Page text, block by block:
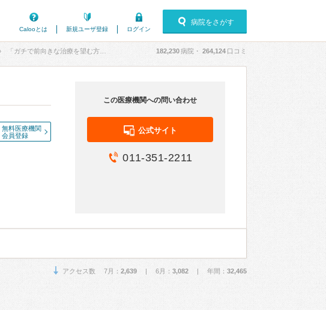
Calooとは
新規ユーザ登録 ログイン
病院をさがす
「ガチで前向きな治療を望む方にお勧め」 182,230病院・ 264,124 口コミ
無料医療機関
会員登録
この医療機関への問い合わせ
公式サイト
011-351-2211
アクセス数 7月： 2,639 | 6月： 3,082 | 年間： 32,465